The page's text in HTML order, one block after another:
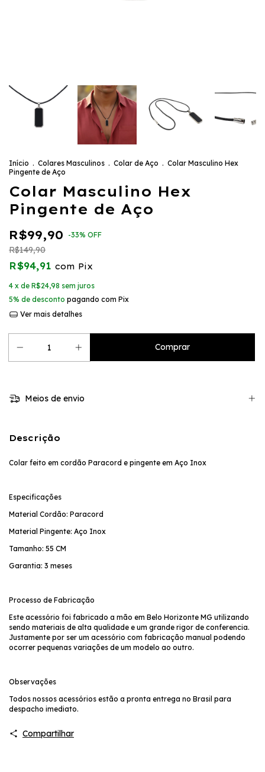
Início . Colares Masculinos . Colar de Aço . Colar Masculino Hex
Pingente de Aço
Colar Masculino Hex
Pingente de Aço
R$99,90 -33% OFF
R$149,90
R$94,91 com Pix
4 x de R$24,98 sem juros
5% de desconto pagando com Pix
Ver mais detalhes
Meios de envio
Descrição
Colar feito em cordão Paracord e pingente em Aço Inox
Especificações
Material Cordão: Paracord
Material Pingente: Aço Inox
Tamanho: 55 CM
Garantia: 3 meses
Processo de Fabricação
Este acessório foi fabricado a mão em Belo Horizonte MG utilizando
sendo materiais de alta qualidade e um grande rigor de conferencia.
Justamente por ser um acessório com fabricação manual podendo
ocorrer pequenas variações de um modelo ao outro.
Observações
Todos nossos acessórios estão a pronta entrega no Brasil para
despacho imediato.
Compartilhar